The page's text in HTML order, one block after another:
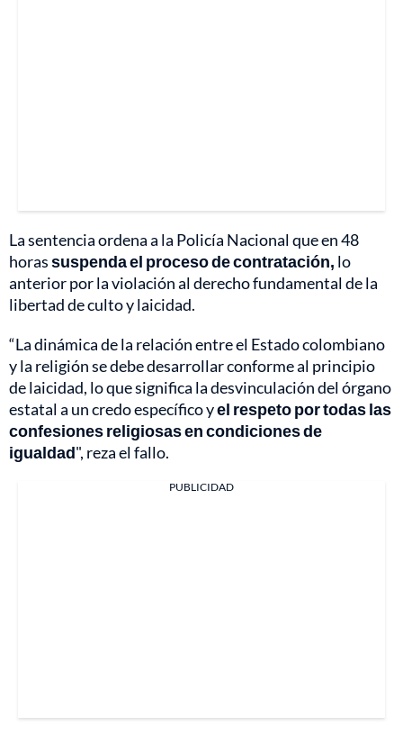
La sentencia ordena a la Policía Nacional que en 48
horassuspenda el proceso de contratación, lo
anterior por la violación al derecho fundamental de la
libertad de culto y laicidad.
“La dinámica de la relación entre el Estado colombiano
y la religión se debe desarrollar conforme al principio
de laicidad, lo que significa la desvinculación del órgano
estatal a un credo específico yel respeto por todas las
confesiones religiosas en condiciones de
igualdad", reza el fallo.
PUBLICIDAD